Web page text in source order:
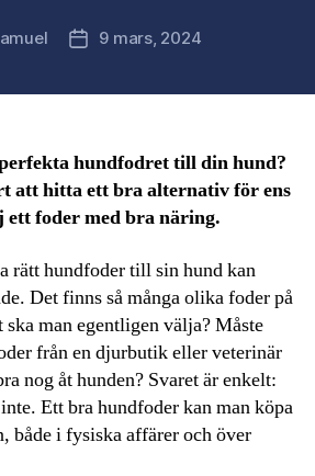
Inläggsdatum
9 mars, 2024
hundfodret till din hund?
att hitta ett bra alternativ för ens
ett foder med bra näring.
rätt hundfoder till sin hund kan
Det finns så många olika foder på
man egentligen välja? Måste
från en djurbutik eller veterinär
nog åt hunden? Svaret är enkelt:
Ett bra hundfoder kan man köpa
både i fysiska affärer och över